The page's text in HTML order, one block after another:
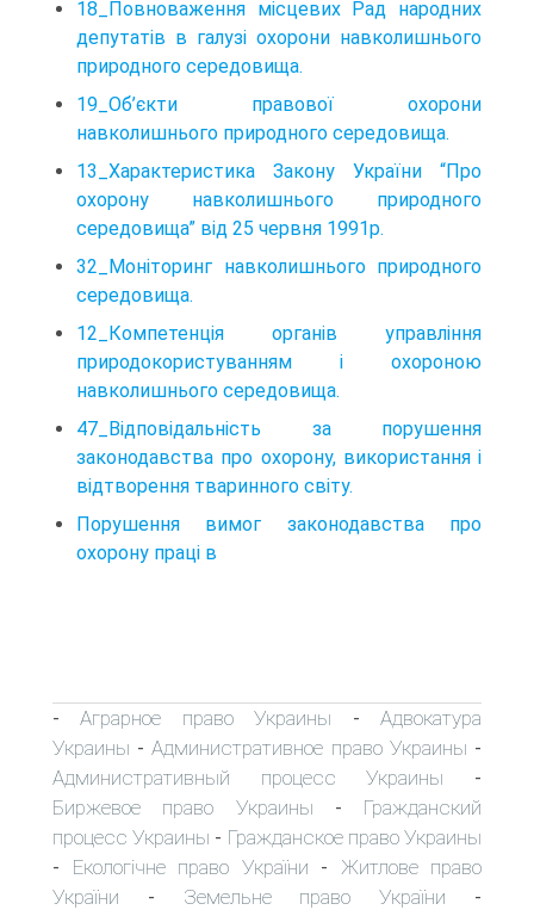
18_Повноваження місцевих Рад народних
депутатів в галузі охорони навколишнього
природного середовища.
19_Об’єкти правової охорони
навколишнього природного середовища.
13_Характеристика Закону України “Про
охорону навколишнього природного
середовища” від 25 червня 1991р.
32_Моніторинг навколишнього природного
середовища.
12_Компетенція органів управління
природокористуванням і охороною
навколишнього середовища.
47_Відповідальність за порушення
законодавства про охорону, використання і
відтворення тваринного світу.
Порушення вимог законодавства про
охорону праці в
-Аграрное право Украины -Адвокатура
Украины -Административное право Украины -
Административный процесс Украины -
Биржевое право Украины - Гражданский
процесс Украины - Гражданское право Украины
- Екологічне право України - Житлове право
України - Земельне право України -